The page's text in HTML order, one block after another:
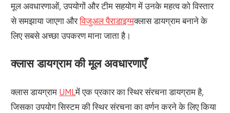
मूल अवधारणाओं, उपयोगों और टीम सहयोग में उनके महत्व को विस्तार
से समझाया जाएगा औरविजुअल पैराडाइग्मक्लास डायग्राम बनाने के
लिए सबसे अच्छा उपकरण माना जाता है।
क्लास डायग्राम की मूल अवधारणाएँ
क्लास डायग्राम UMLमें एक प्रकार का स्थिर संरचना डायग्राम है,
जिसका उपयोग सिस्टम की स्थिर संरचना का वर्णन करने के लिए किया